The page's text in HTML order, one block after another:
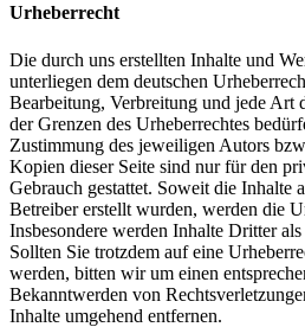
Urheberrecht
Die durch uns erstellten Inhalte und
unterliegen dem deutschen
Bearbeitung, Verbreitung und jede Art
der Grenzen des Urheberrechtes
Zustimmung des jeweiligen Autors
Kopien dieser Seite sind nur für den
Gebrauch gestattet. Soweit die Inhalte
Betreiber erstellt wurden, werden die
Insbesondere werden Inhalte Dritter
Sollten Sie trotzdem auf eine
werden, bitten wir um einen
Bekanntwerden von
Inhalte umgehend entfernen.